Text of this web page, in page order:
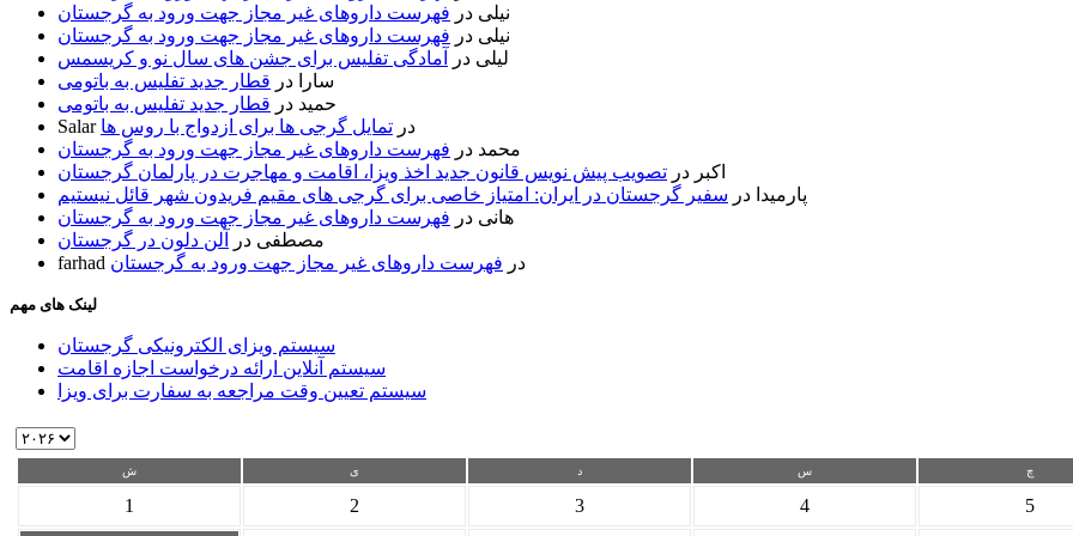
نیلی در فهرست داروهای غیر مجاز جهت ورود به گرجستان
نیلی در فهرست داروهای غیر مجاز جهت ورود به گرجستان
لیلی در
آمادگی تفلیس برای جشن های سال نو و کریسمس
سارا
در قطار جدید تفلیس به باتومی
حمید در قطار جدید تفلیس به باتومی
Salar
در تمایل گرجی ها برای ازدواج با روس ها
محمد در فهرست داروهای غیر مجاز جهت ورود به گرجستان
اکبر در تصویب پیش نویس قانون جدید اخذ ویزا، اقامت و مهاجرت در پارلمان گرجستان
پارمیدا در سفیر گرجستان در ایران: امتیاز خاصی برای گرجی های مقیم فریدون شهر قائل نیستیم
هانی در فهرست داروهای غیر مجاز جهت ورود به گرجستان
مصطفی در
آلن دلون در گرجستان
farhad
در فهرست داروهای غیر مجاز جهت ورود به گرجستان
لینک های مهم
سیستم ویزای الکترونیکی گرجستان
سیستم آنلاین ارائه درخواست اجازه اقامت
سیستم تعیین وقت مراجعه به سفارت برای ویزا
ش ی د س چ
1 2 3 4 5